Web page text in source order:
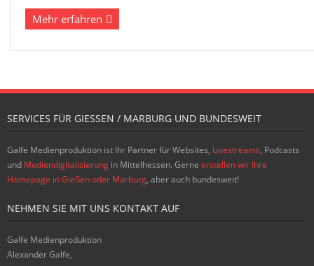
Mehr erfahren
SERVICES FÜR GIESSEN / MARBURG UND BUNDESWEIT
Galfe Medienproduktion ist Ihr Partner für Websites, Livestreams, Podcasts
und Mediendigitalisierung in Mittelhessen. Gerne erstellen wir Ihre
Homepage in Gießen oder Marburg, aber auch bundesweit!
NEHMEN SIE MIT UNS KONTAKT AUF
Galfe Medienproduktion
Alexander Galfe,